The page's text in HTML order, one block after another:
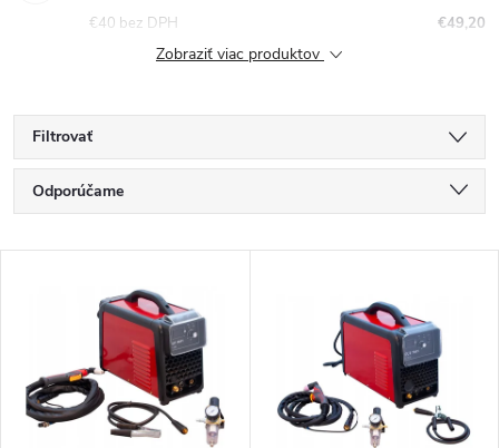
€49,20
€40 bez DPH
Zobraziť viac produktov
Filtrovať
R
a
n
Odporúčame
Najpredávanejšie
Abecedne
p